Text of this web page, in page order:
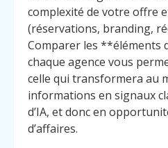
complexité de votre offre
(réservations, branding,
Comparer les **éléments
chaque agence vous
celle qui transformera au
informations en signaux
d’IA, et donc en
d’affaires.